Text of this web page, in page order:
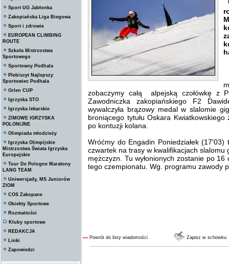
Sport UG Jabłonka
Zakopiańska Liga Biegowa
Sport i zdrowie
EUROPEAN CLIMBING
ROUTE
Szkoła Mistrzostwa
Sportowego
Sportowcy Podhala
Plebiscyt Najlepszy
Sportowiec Podhala
Orlen CUP
Igrzyska STO
Igrzyska lekarskie
ZIMOWE IGRZYSKA
POLONIJNE
Olimpiada młodzieży
Igrzyska Olimpijskie
Mistrzostwa Świata Igrzyska
Europejskie
Tour De Pologne Maratony
LANG TEAM
Uniwersjady, MS Juniorów
ZIOM
COS Zakopane
Obiekty Sportowe
Rozmaitości
Kluby sportowe
REDAKCJA
Linki
Zapowiedzi
zobaczymy całą alpejską czołówkę z
Zawodniczka zakopiańskiego F2
wywalczyła brązowy medal w slalomie
broniącego tytułu Oskara
po kontuzji kolana.
Wróćmy do Engadin Poniedziałek
czwartek na trasy w kwalifikacjach slalomu
mężczyzn. Tu wyłonionych zostanie po
tego czempionatu. Wg. programu zawody
«« Powrót do listy wiadomości Zapisz w schowku